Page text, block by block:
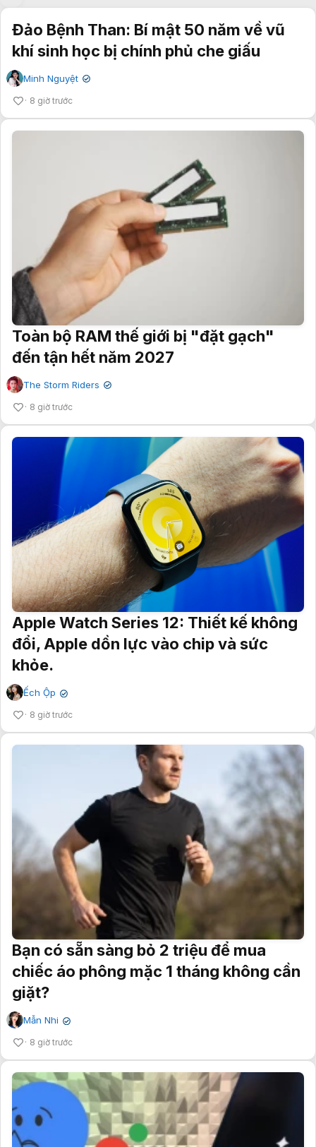
Đảo Bệnh Than: Bí mật 50 năm về vũ
khí sinh học bị chính phủ che giấu
Minh Nguyệt ✔
8 giờ trước
Toàn bộ RAM thế giới bị "đặt gạch"
đến tận hết năm 2027
The Storm Riders ✔
8 giờ trước
Apple Watch Series 12: Thiết kế không
đổi, Apple dồn lực vào chip và sức
khỏe.
Ếch Ộp ✔
8 giờ trước
Bạn có sẵn sàng bỏ 2 triệu để mua
chiếc áo phông mặc 1 tháng không cần
giặt?
Mẫn Nhi ✔
8 giờ trước